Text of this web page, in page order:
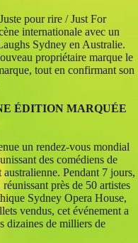
Juste pour rire / Just For
internationale avec un
Sydney en Australie.
propriétaire marque le
tout en confirmant son
ÉDITION MARQUÉE
un rendez-vous mondial
des comédiens de
Pendant 7 jours,
près de 50 artistes
Sydney Opera House,
vendus, cet événement a
dizaines de milliers de